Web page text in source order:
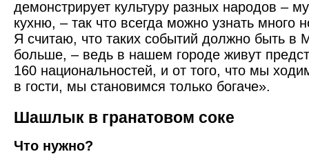
демонстрирует культуру разных народов –
кухню, – так что всегда можно узнать много
Я считаю, что таких событий должно быть в
больше, – ведь в нашем городе живут
160 национальностей, и от того, что мы
в гости, мы становимся только богаче».
Шашлык в гранатовом соке
Что нужно?